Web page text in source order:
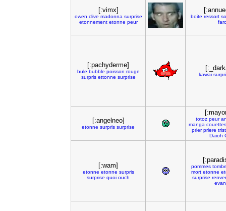
[:vimx]
owen clive madonna surprise
etonnement etonne peur
boite ressort
[:pachyderme]
bule bubble poisson rouge
surpris ettonne surprise kawai
[:angelneo]
etonne surpris surprise
totoz peur
manga couettes
prier priere
Daioh
[:wam]
etonne etonne surpris
surprise quoi ouch
pommes
mort etonne
surprise